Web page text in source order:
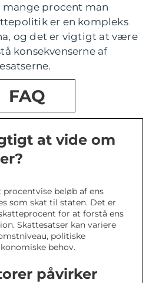
mange procent man
er en kompleks
og det er vigtigt at være
konsekvenserne af
FAQ
at vide om
beløb af ens
som skat til staten. Det er
for at forstå ens
Skattesatser kan variere
politiske
behov.
påvirker